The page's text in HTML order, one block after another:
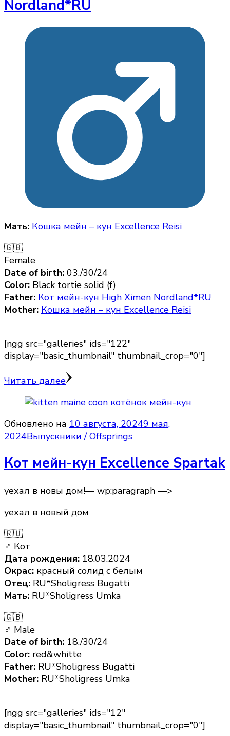
Nordland*RU
Мать: Кошка мейн – кун Excellence Reisi
🇬🇧
Female
Date of birth: 03./30/24
Color: Black tortie solid (f)
Father: Кот мейн-кун High Ximen Nordland*RU
Mother: Кошка мейн – кун Excellence Reisi
[ngg src="galleries" ids="122"
display="basic_thumbnail" thumbnail_crop="0"]
Читать далее
Обновлено на 10 августа, 20249 мая,
2024Выпускники / Offsprings
Кот мейн-кун Excellence Spartak
уехал в новы дом!— wp:paragraph —>
уехал в новый дом
🇷🇺
♂ Кот
Дата рождения: 18.03.2024
Окрас: красный солид с белым
Отец: RU*Sholigress Bugatti
Мать: RU*Sholigress Umka
🇬🇧
♂ Male
Date of birth: 18./30/24
Color: red&whitte
Father: RU*Sholigress Bugatti
Mother: RU*Sholigress Umka
[ngg src="galleries" ids="12"
display="basic_thumbnail" thumbnail_crop="0"]